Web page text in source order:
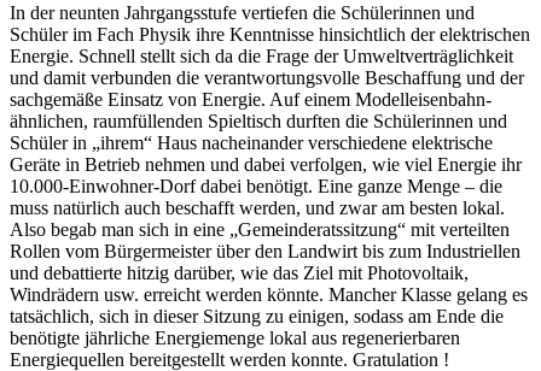
In der neunten Jahrgangsstufe vertiefen die Schülerinnen und
Schüler im Fach Physik ihre Kenntnisse hinsichtlich der elektrischen
Energie. Schnell stellt sich da die Frage der Umweltverträglichkeit
und damit verbunden die verantwortungsvolle Beschaffung und der
sachgemäße Einsatz von Energie. Auf einem Modelleisenbahn-
ähnlichen, raumfüllenden Spieltisch durften die Schülerinnen und
Schüler in „ihrem“ Haus nacheinander verschiedene elektrische
Geräte in Betrieb nehmen und dabei verfolgen, wie viel Energie ihr
10.000-Einwohner-Dorf dabei benötigt. Eine ganze Menge – die
muss natürlich auch beschafft werden, und zwar am besten lokal.
Also begab man sich in eine „Gemeinderatssitzung“ mit verteilten
Rollen vom Bürgermeister über den Landwirt bis zum Industriellen
und debattierte hitzig darüber, wie das Ziel mit Photovoltaik,
Windrädern usw. erreicht werden könnte. Mancher Klasse gelang es
tatsächlich, sich in dieser Sitzung zu einigen, sodass am Ende die
benötigte jährliche Energiemenge lokal aus regenerierbaren
Energiequellen bereitgestellt werden konnte. Gratulation !